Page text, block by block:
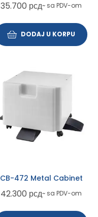
35.700 рсд~ sa PDV-om
DODAJ U KORPU
CB-472 Metal Cabinet
42.300 рсд~ sa PDV-om